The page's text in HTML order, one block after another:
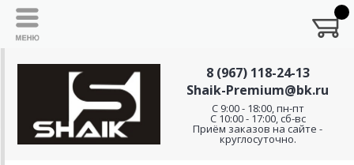
8 (967) 118-24-13
Shaik-Premium@bk.ru
C 9:00 - 18:00, пн-пт
С 10:00 - 17:00, сб-вс
Приём заказов на сайте -
круглосуточно.